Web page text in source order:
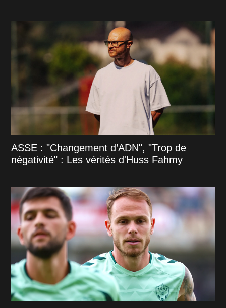
ASSE : "Changement d’ADN", "Trop de
négativité" : Les vérités d'Huss Fahmy